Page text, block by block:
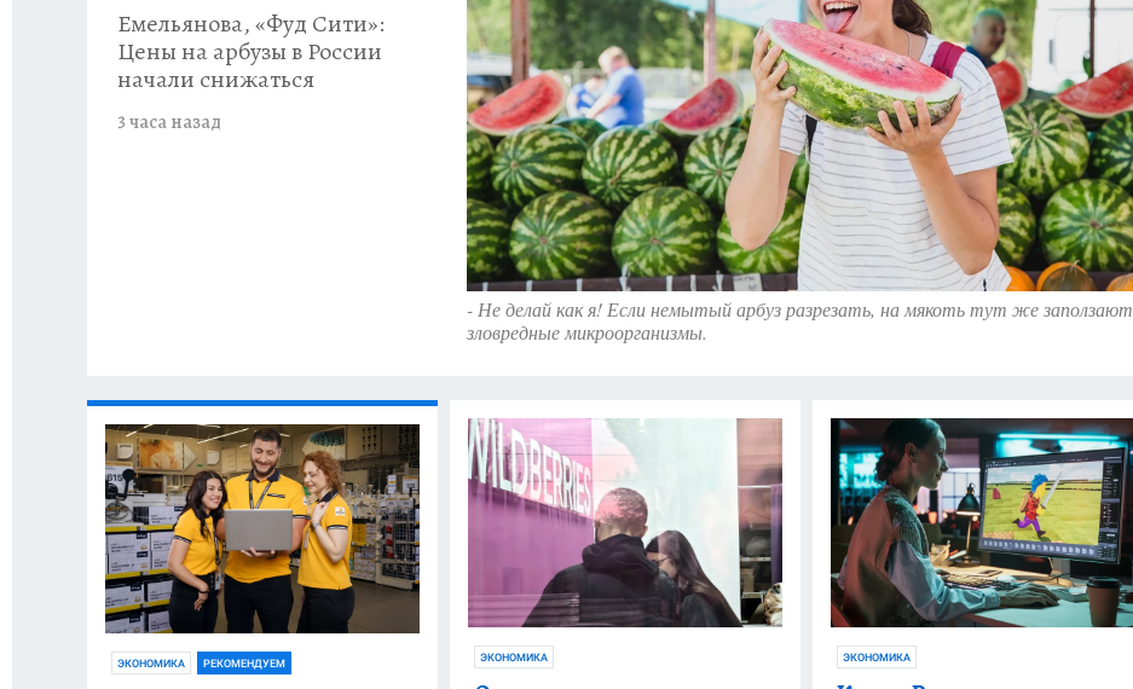
- Не делай как я! Если немытый арбуз разрезать, на мякоть тут же заползают
зловредные микроорганизмы.
Емельянова, «Фуд Сити»:
Цены на арбузы в России
начали снижаться
3 часа назад
ЭКОНОМИКА РЕКОМЕНДУЕМ ЭКОНОМИКА ЭКОНОМИКА